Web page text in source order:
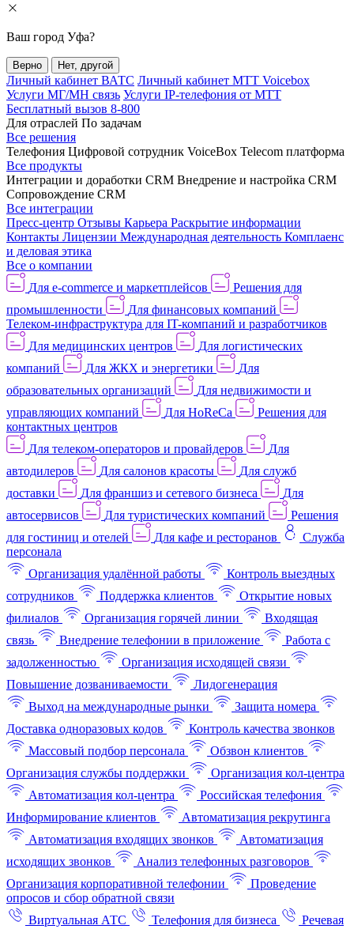
Ваш город Уфа?
Верно Нет, другой
Личный кабинет ВАТС Личный кабинет МТТ Voicebox
Услуги МГ/МН связь Услуги IP-телефония от МТТ
Бесплатный вызов 8-800
Для отраслей По задачам
Все решения
Телефония Цифровой сотрудник VoiceBox Telecom платформа
Все продукты
Интеграции и доработки CRM Внедрение и настройка CRM
Сопровождение CRM
Все интеграции
Пресс-центр Отзывы Карьера Раскрытие информации
Контакты Лицензии Международная деятельность Комплаенс
и деловая этика
Все о компании
Для e-commerce и маркетплейсов
Решения для
промышленности
Для финансовых компаний
Телеком-инфраструктура для IT-компаний и разработчиков
Для медицинских центров
Для логистических
компаний
Для ЖКХ и энергетики
Для
образовательных организаций
Для недвижимости и
управляющих компаний
Для HoReCa
Решения для
контактных центров
Для телеком-операторов и провайдеров
Для
автодилеров
Для салонов красоты
Для служб
доставки
Для франшиз и сетевого бизнеса
Для
автосервисов
Для туристических компаний
Решения
для гостиниц и отелей
Для кафе и ресторанов
Служба
персонала
Организация удалённой работы
Контроль выездных
сотрудников
Поддержка клиентов
Открытие новых
филиалов
Организация горячей линии
Входящая
связь
Внедрение телефонии в приложение
Работа с
задолженностью
Организация исходящей связи
Повышение дозваниваемости
Лидогенерация
Выход на международные рынки
Защита номера
Доставка одноразовых кодов
Контроль качества звонков
Массовый подбор персонала
Обзвон клиентов
Организация службы поддержки
Организация кол-центра
Автоматизация кол-центра
Российская телефония
Информирование клиентов
Автоматизация рекрутинга
Автоматизация входящих звонков
Автоматизация
исходящих звонков
Анализ телефонных разговоров
Организация корпоративной телефонии
Проведение
опросов и сбор обратной связи
Виртуальная АТС
Телефония для бизнеса
Речевая